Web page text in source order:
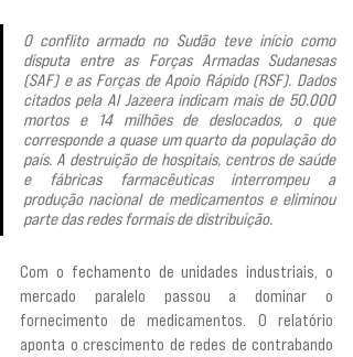
O conflito armado no Sudão teve início como
disputa entre as Forças Armadas Sudanesas
(SAF) e as Forças de Apoio Rápido (RSF). Dados
citados pela Al Jazeera indicam mais de 50.000
mortos e 14 milhões de deslocados, o que
corresponde a quase um quarto da população do
país. A destruição de hospitais, centros de saúde
e fábricas farmacêuticas interrompeu a
produção nacional de medicamentos e eliminou
parte das redes formais de distribuição.
Com o fechamento de unidades industriais, o
mercado paralelo passou a dominar o
fornecimento de medicamentos. O relatório
aponta o crescimento de redes de contrabando